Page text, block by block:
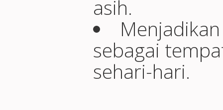
asih.
sebagai
sehari-hari.